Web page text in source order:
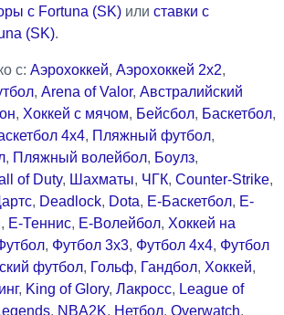
с Fortuna (SK) или ставки с
(SK).
с: Аэрохоккей, Аэрохоккей 2x2,
, Arena of Valor, Австралийский
, Хоккей с мячом, Бейсбол, Баскетбол,
4x4, Пляжный футбол,
, Пляжный волейбол, Боулз,
of Duty, Шахматы, ЧГК, Counter-Strike,
, Deadlock, Dota, Е-Баскетбол, Е-
, Е-Теннис, Е-Волейбол, Хоккей на
, Футбол 3x3, Футбол 4x4, Футбол
футбол, Гольф, Гандбол, Хоккей,
, King of Glory, Лакросс, League of
, NBA2K, Нетбол, Overwatch,